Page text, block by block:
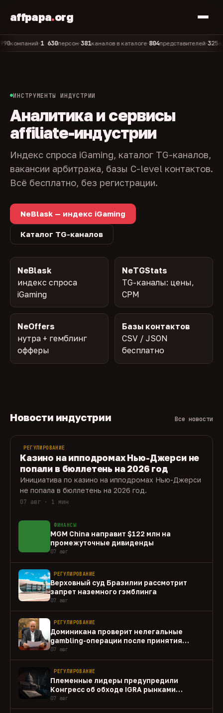
affpapa.org
•1 630персон•381каналов в каталоге•804представителей•325
ИНСТРУМЕНТЫ ИНДУСТРИИ
Аналитика и сервисы
affiliate-индустрии
Индекс спроса iGaming, каталог TG-каналов,
вакансии арбитража, базы C-level контактов.
Всё бесплатно, без регистрации.
NeBlask — индекс iGaming
Каталог TG-каналов
NeBlask
индекс спроса
iGaming
NeTGStats
TG-каналы: цены,
CPM
NeOffers
нутра + гемблинг
офферы
Базы контактов
CSV / JSON
бесплатно
Новости индустрии Все новости
РЕГУЛИРОВАНИЕ
Казино на ипподромах Нью-Джерси не
попали в бюллетень на 2026 год
Инициатива по казино на ипподромах Нью-Джерси
не попала в бюллетень на 2026 год.
07 авг · 1 мин
ФИНАНСЫ
MGM China направит $122 млн на
промежуточные дивиденды
07 авг
РЕГУЛИРОВАНИЕ
Верховный суд Бразилии рассмотрит
запрет наземного гэмблинга
07 авг
РЕГУЛИРОВАНИЕ
Доминикана проверит нелегальные
gambling-операции после принятия
закона
07 авг
РЕГУЛИРОВАНИЕ
Племенные лидеры предупредили
Конгресс об обходе IGRA рынками
прогнозов
07 авг